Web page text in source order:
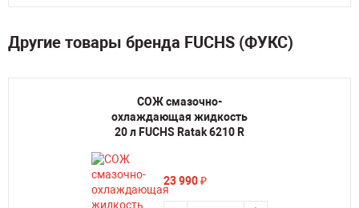
Другие товары бренда FUCHS (ФУКС)
СОЖ смазочно-
охлаждающая жидкость
20 л FUCHS Ratak 6210 R
23 990₽